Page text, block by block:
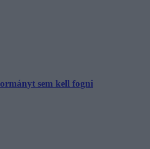
sem kell fogni